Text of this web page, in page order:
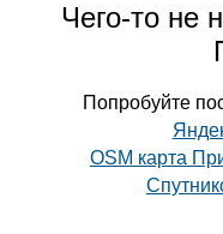
Чего-то не
Попробуйте
OSM карта